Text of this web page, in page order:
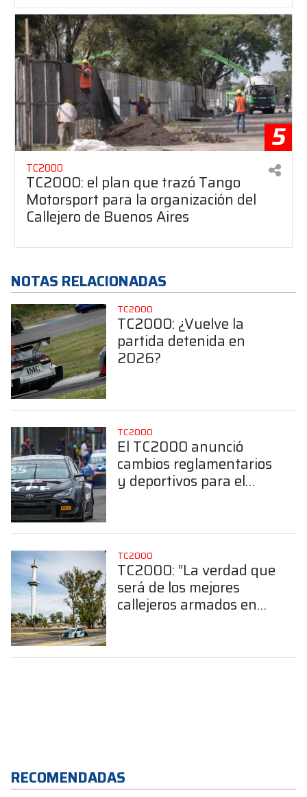
5
TC2000
TC2000: el plan que trazó Tango
Motorsport para la organización del
Callejero de Buenos Aires
NOTAS RELACIONADAS
TC2000
TC2000: ¿Vuelve la
partida detenida en
2026?
TC2000
El TC2000 anunció
cambios reglamentarios
y deportivos para el
TC2000
TC2000: “La verdad que
será de los mejores
callejeros armados en
RECOMENDADAS